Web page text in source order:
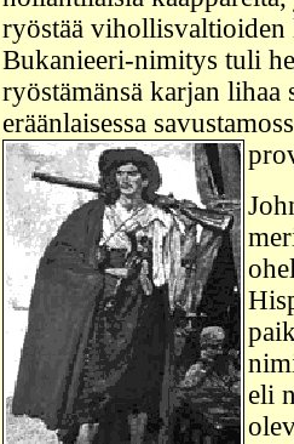
ryöstää
Bukanieeri-nimitys tuli
ryöstämänsä karjan lihaa
eräänlaisessa
eli